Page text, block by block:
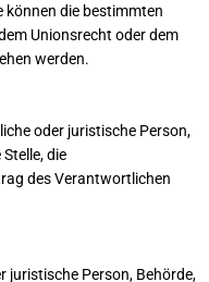
die bestimmten
Unionsrecht oder dem
werden.
oder juristische Person,
die
des Verantwortlichen
juristische Person, Behörde,